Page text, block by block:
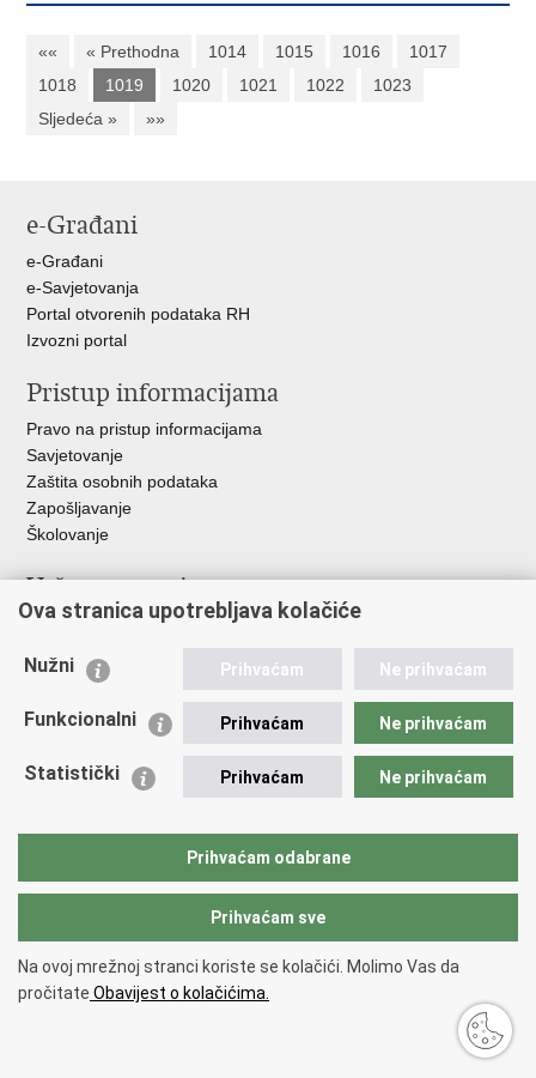
«« « Prethodna 1014 1015 1016
1017
1018
1019 1020 1021 1022
1023
Sljedeća »
»»
e-Građani
e-Građani
e-Savjetovanja
Portal otvorenih podataka RH
Izvozni portal
Pristup informacijama
Pravo na pristup informacijama
Savjetovanje
Zaštita osobnih podataka
Zapošljavanje
Školovanje
Važne poveznice
Ministarstvo unutarnjih poslova
Udruge
Policijska akademija
Zaklada policijske solidarnosti
Vučetić"
Copyright © 2026 Policijska uprava Bjelovarsko-bilogorska.
korištenja.Izjava o pristupačnosti.
Ova stranica upotrebljava kolačiće
Nužni Prihvaćam Ne prihvaćam
Funkcionalni Prihvaćam Ne prihvaćam
Statistički Prihvaćam Ne prihvaćam
Prihvaćam odabrane
Prihvaćam sve
Na ovoj mrežnoj stranci koriste se kolačići. Molimo Vas da
pročitate Obavijest o kolačićima.